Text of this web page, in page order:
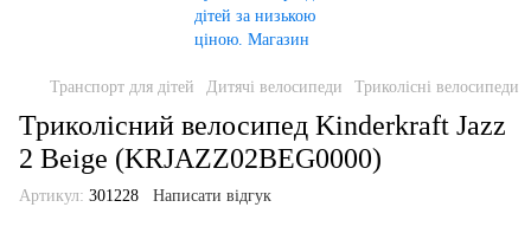
Транспорт для дітей Дитячі велосипеди Триколісні велосипеди
Триколісний велосипед Kinderkraft Jazz
2 Beige (KRJAZZ02BEG0000)
Артикул: 301228 Написати відгук